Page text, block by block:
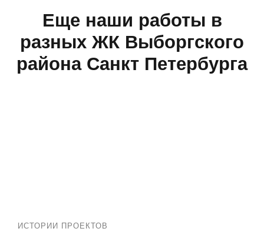
Еще наши работы в
разных ЖК Выборгского
района Санкт Петербурга
ИСТОРИИ ПРОЕКТОВ